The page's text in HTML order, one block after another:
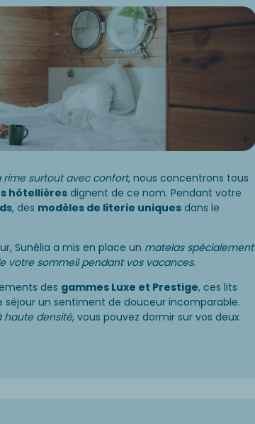
rime surtout avec confort, nous concentrons tous
hôtellières dignent de ce nom. Pendant votre
, des modèles de literie uniques dans le
Sunêlia a mis en place un matelas spécialement
votre sommeil pendant vos vacances.
des gammes Luxe et Prestige, ces lits
un sentiment de douceur incomparable.
haute densité, vous pouvez dormir sur vos deux